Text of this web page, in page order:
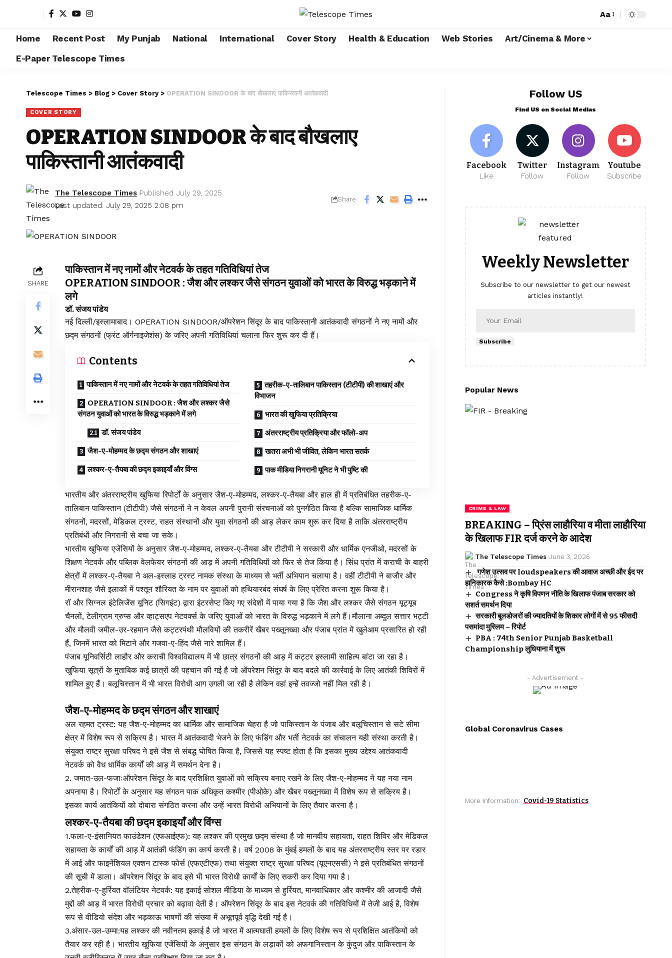
Aa
Home Recent Post My Punjab National International Cover Story Health & Education Web Stories
Art/Cinema & More
E-Paper Telescope Times
Telescope Times > Blog > Cover Story> OPERATION SINDOOR के बाद बौखलाए पाकिस्तानी आतंकवादी
COVER STORY
OPERATION SINDOOR के बाद बौखलाए
पाकिस्तानी आतंकवादी
Last updated: July 29, 2025 2:08 pm
The Telescope Times Published July 29, 2025
Share
SHARE
पाकिस्तान में नए नामों और नेटवर्क के तहत गतिविधियां तेज
OPERATION SINDOOR : जैश और लश्कर जैसे संगठन युवाओं को भारत के विरुद्ध भड़काने में
लगे
डॉ. संजय पांडेय
नई दिल्ली/इस्लामाबाद। OPERATION SINDOOR/ऑपरेशन सिंदूर के बाद पाकिस्तानी आतंकवादी संगठनों ने नए नामों और
छद्म संगठनों (फ्रंट ऑर्गनाइजेशंस) के जरिए अपनी गतिविधियां चलाना फिर शुरू कर दी हैं।
Contents
पाकिस्तान में नए नामों और नेटवर्क के तहत गतिविधियां तेज
OPERATION SINDOOR : जैश और लश्कर जैसे
संगठन युवाओं को भारत के विरुद्ध भड़काने में लगे
डॉ. संजय पांडेय
जैश-ए-मोहम्मद के छद्म संगठन और शाखाएं
लश्कर-ए-तैयबा की छद्म इकाइयाँ और विंग्स
तहरीक-ए-तालिबान पाकिस्तान (टीटीपी) की शाखाएं और
विभाजन
भारत की खुफिया प्रतिक्रिया
अंतरराष्ट्रीय प्रतिक्रिया और फॉलो-अप
खतरा अभी भी जीवित, लेकिन भारत सतर्क
पाक मीडिया निगरानी यूनिट ने भी पुष्टि की
भारतीय और अंतरराष्ट्रीय खुफिया रिपोर्टों के अनुसार जैश-ए-मोहम्मद, लश्कर-ए-तैयबा और हाल ही में प्रतिबंधित तहरीक-ए-
तालिबान पाकिस्तान (टीटीपी) जैसे संगठनों ने न केवल अपनी पुरानी संरचनाओं को पुनर्गठित किया है बल्कि सामाजिक धार्मिक
संगठनों, मदरसों, मेडिकल ट्रस्ट, राहत संस्थानों और युवा संगठनों की आड़ लेकर काम शुरू कर दिया है ताकि अंतरराष्ट्रीय
प्रतिबंधों और निगरानी से बचा जा सके।
भारतीय खुफिया एजेंसियों के अनुसार जैश-ए-मोहम्मद, लश्कर-ए-तैयबा और टीटीपी ने सरकारी और धार्मिक एनजीओ, मदरसों के
शिक्षण नेटवर्क और पब्लिक वेलफेयर संगठनों की आड़ में अपनी गतिविधियों को फिर से तेज किया है। सिंध प्रांत में कराची के बाहरी
क्षेत्रों में लश्कर-ए-तैयबा ने अल-इस्लाह ट्रस्ट नामक संस्था के माध्यम से भर्ती अभियान चलाया है। वहीं टीटीपी ने बाजौर और
मीरानशाह जैसे इलाकों में पश्तून शौरियत के नाम पर युवाओं को हथियारबंद संघर्ष के लिए प्रेरित करना शुरू किया है।
रॉ और सिग्नल इंटेलिजेंस यूनिट (सिगइंट) द्वारा इंटरसेप्ट किए गए संदेशों में पाया गया है कि जैश और लश्कर जैसे संगठन यूट्यूब
चैनलों, टेलीग्राम ग्रुप्स और व्हाट्सएप नेटवर्क्स के जरिए युवाओं को भारत के विरुद्ध भड़काने में लगे हैं।मौलाना अब्दुल सत्तार भट्टी
और मौलवी जमील-उर-रहमान जैसे कट्टरपंथी मौलवियों की तकरीरें खैबर पख्तूनख्वा और पंजाब प्रांत में खुलेआम प्रसारित हो रही
हैं, जिनमें भारत को मिटाने और गजवा-ए-हिंद जैसे नारे शामिल हैं।
पंजाब यूनिवर्सिटी लाहौर और कराची विश्वविद्यालय में भी छात्र संगठनों की आड़ में कट्टर इस्लामी साहित्य बांटा जा रहा है।
खुफिया सूत्रों के मुताबिक कई छात्रों की पहचान की गई है जो ऑपरेशन सिंदूर के बाद बदले की कार्रवाई के लिए आतंकी शिविरों में
शामिल हुए हैं। बलूचिस्तान में भी भारत विरोधी आग उगली जा रही है लेकिन वहां इन्हें तवज्जो नहीं मिल रही है।
जैश-ए-मोहम्मद के छद्म संगठन और शाखाएं
अल रहमत ट्रस्ट: यह जैश-ए-मोहम्मद का धार्मिक और सामाजिक चेहरा है जो पाकिस्तान के पंजाब और बलूचिस्तान से सटे सीमा
क्षेत्र में विशेष रूप से सक्रिय है। भारत में आतंकवादी भेजने के लिए फंडिंग और भर्ती नेटवर्क का संचालन यही संस्था करती है।
संयुक्त राष्ट्र सुरक्षा परिषद ने इसे जैश से संबद्ध घोषित किया है, जिससे यह स्पष्ट होता है कि इसका मुख्य उद्देश्य आतंकवादी
नेटवर्क को वैध धार्मिक कार्यों की आड़ में समर्थन देना है।
2. जमात-उल-फजाःऑपरेशन सिंदूर के बाद प्रशिक्षित युवाओं को सक्रिय बनाए रखने के लिए जैश-ए-मोहम्मद ने यह नया नाम
अपनाया है। रिपोर्टों के अनुसार यह संगठन पाक अधिकृत कश्मीर (पीओके) और खैबर पख्तूनख्वा में विशेष रूप से सक्रिय है।
इसका कार्य आतंकियों को दोबारा संगठित करना और उन्हें भारत विरोधी अभियानों के लिए तैयार करना है।
लश्कर-ए-तैयबा की छद्म इकाइयाँ और विंग्स
1.फला-ए-इंसानियत फाउंडेशन (एफआईएफ): यह लश्कर की प्रमुख छद्म संस्था है जो मानवीय सहायता, राहत शिविर और मेडिकल
सहायता के कार्यों की आड़ में आतंकी फंडिंग का कार्य करती है। वर्ष 2008 के मुंबई हमलों के बाद यह अंतरराष्ट्रीय स्तर पर रडार
में आई और फाइनेंशियल एक्शन टास्क फोर्स (एफएटीएफ) तथा संयुक्त राष्ट्र सुरक्षा परिषद (यूएनएससी) ने इसे प्रतिबंधित संगठनों
की सूची में डाला। ऑपरेशन सिंदूर के बाद इसे भी भारत विरोधी कार्यों के लिए सकरी कर दिया गया है।
2.तेहरीक-ए-हुर्रियत वॉलंटियर नेटवर्क: यह इकाई सोशल मीडिया के माध्यम से हुर्रियत, मानवाधिकार और कश्मीर की आजादी जैसे
मुद्दों की आड़ में भारत विरोधी प्रचार को बढ़ावा देती है। ऑपरेशन सिंदूर के बाद इस नेटवर्क की गतिविधियों में तेजी आई है, विशेष
रूप से वीडियो संदेश और भड़काऊ भाषणों की संख्या में अभूतपूर्व वृद्धि देखी गई है।
3.अंसार-उल-उम्मा:यह लश्कर की नवीनतम इकाई है जो भारत में आत्मघाती हमलों के लिए विशेष रूप से प्रशिक्षित आतंकियों को
तैयार कर रही है। भारतीय खुफिया एजेंसियों के अनुसार इस संगठन के लड़ाकों को अफगानिस्तान के कुंदुज और पाकिस्तान के
Follow US
Find US on Social Medias
Facebook
Like
Twitter
Follow
Instagram
Follow
Youtube
Subscribe
Weekly Newsletter
Subscribe to our newsletter to get our newest
articles instantly!
Subscribe
Popular News
CRIME & LAW
BREAKING – प्रिंस लाहौरिया व मीता लाहौरिया
के खिलाफ FIR दर्ज करने के आदेश
The Telescope Times June 3, 2026
गणेश उत्सव पर loudspeakers की आवाज अच्छी और ईद पर
हानिकारक कैसे :Bombay HC
Congress ने कृषि विपणन नीति के खिलाफ पंजाब सरकार को
सशर्त समर्थन दिया
सरकारी बुलडोजरों की ज्यादतियों के शिकार लोगों में से 95 फीसदी
पसमांदा मुस्लिम – रिपोर्ट
PBA : 74th Senior Punjab Basketball
Championship लुधियाना में शुरू
- Advertisement -
Global Coronavirus Cases
More Information: Covid-19 Statistics